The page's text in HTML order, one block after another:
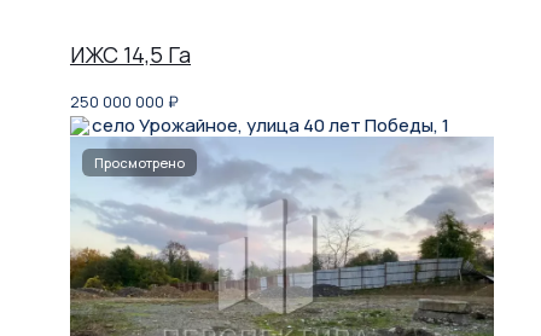
ИЖС 14,5 Га
250 000 000 ₽
село Урожайное, улица 40 лет Победы, 1